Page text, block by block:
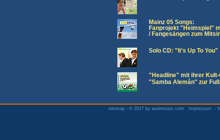
Mainz 05 Songs:
Fanprojekt "Heimspiel"
/ Fangesängen zum
Solo CD: "It's Up To You"
"Headline" mit ihrer Kult-
"Samba Alemán" zur
sitemap - © 2017 by aurinmusic.com Impressum -